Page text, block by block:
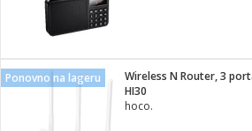
gorivo
Ponovno na lageru
HI30
hoco.